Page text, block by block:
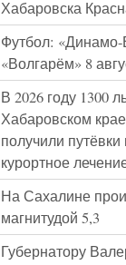
Хабаровска
Футбол: «Динамо-
«Волгарём» 8
В 2026 году 1300
Хабаровском
получили
курортное
На Сахалине
магнитудой 5,3
Губернатору